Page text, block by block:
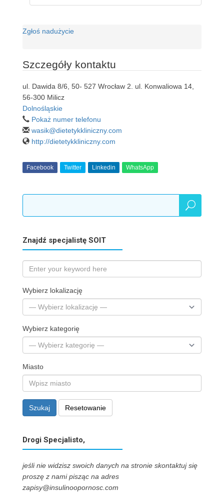
Zgłoś nadużycie
Szczegóły kontaktu
ul. Dawida 8/6, 50- 527 Wrocław 2. ul. Konwaliowa 14,
56-300 Milicz
Dolnośląskie
Pokaż numer telefonu
wasik@dietetykkliniczny.com
http://dietetykkliniczny.com
Facebook Twitter Linkedin WhatsApp
Znajdź specjalistę SOIT
Wybierz lokalizację
Wybierz kategorię
Miasto
Szukaj Resetowanie
Drogi Specjalisto,
jeśli nie widzisz swoich danych na stronie skontaktuj się
proszę z nami pisząc na adres
zapisy@insulinoopornosc.com